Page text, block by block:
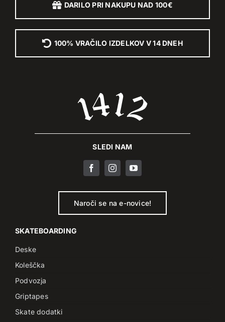
DARILO PRI NAKUPU NAD 100€
100% VRAČILO IZDELKOV V 14 DNEH
SLEDI NAM
Naroči se na e-novice!
SKATEBOARDING
Deske
Koleščka
Podvozja
Griptapes
Skate dodatki